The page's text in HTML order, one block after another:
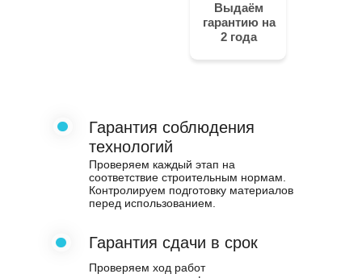
Гарантия соблюдения
технологий
Проверяем каждый этап на
соответствие строительным нормам.
Контролируем подготовку материалов
перед использованием.
Гарантия сдачи в срок
Проверяем ход работ
Выдаём
гарантию на
2 года